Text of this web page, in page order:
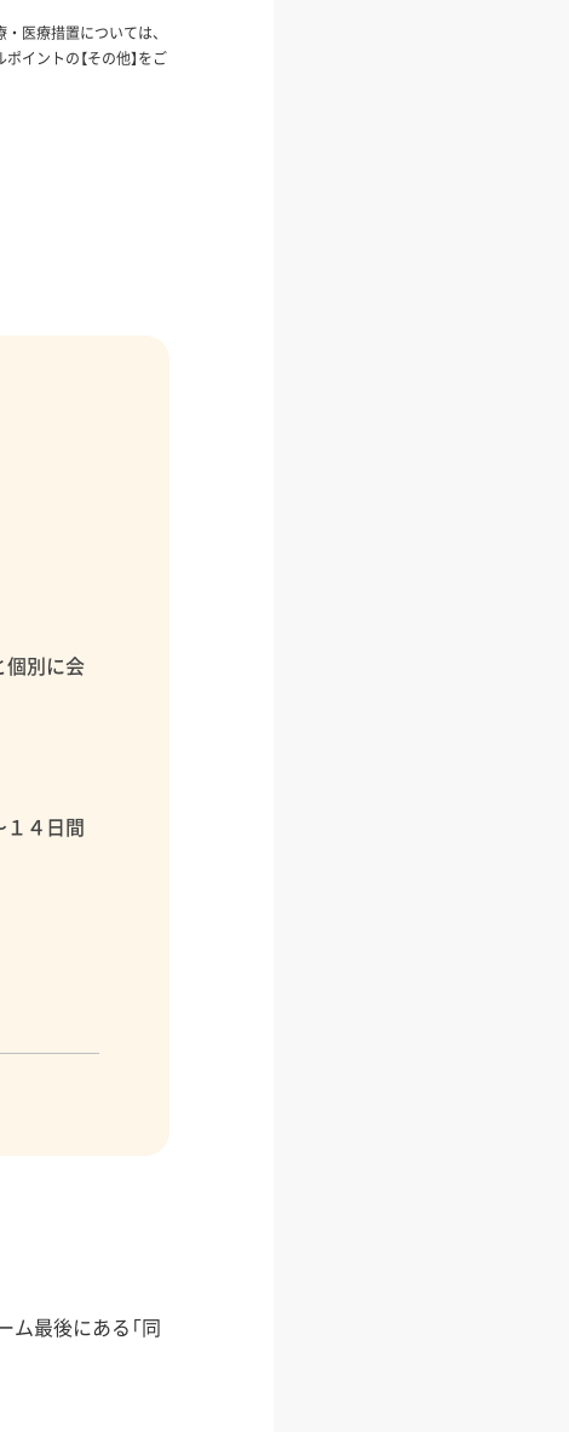
・医療措置については、
イントの【その他】をご
個別に会
４日間
最後にある「同